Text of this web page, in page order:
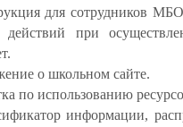
для сотрудников
действий при
о школьном сайте.
по использованию
информации,